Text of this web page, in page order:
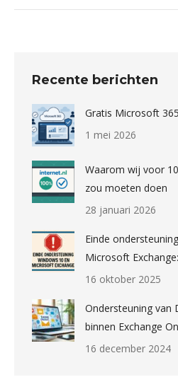
Recente berichten
Gratis Microsoft
1 mei 2026
Waarom wij voor
zou moeten doen
28 januari 2026
Einde
Microsoft
16 oktober 2025
Ondersteuning van
binnen Exchange
16 december 2024